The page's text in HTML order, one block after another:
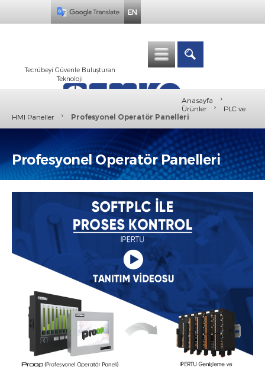
EN
Tecrübeyi Güvenle Buluşturan
Teknoloji
Anasayfa ›
Ürünler ›
PLC ve
HMI Paneller
› Profesyonel Operatör Panelleri
Profesyonel Operatör Panelleri